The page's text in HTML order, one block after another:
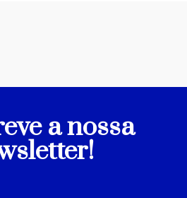
a nossa